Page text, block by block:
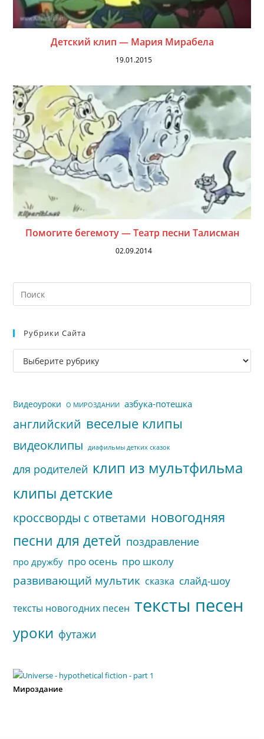
Детский клип — Мария Мирабела
19.01.2015
Помогите бегемоту — Театр песни Талисман
02.09.2014
Рубрики Сайта
Рубрики
сайта
Видеоуроки О МИРОЗДАНИИ азбука-потешка
английский веселые клипы
видеоклипы диафильмы детких сказок
для родителей клип из мультфильма
клипы детские
кроссворды с ответами новогодняя
песни для детей поздравление
про дружбу про осень про школу
развивающий мультик сказка слайд-шоу
тексты новогодних песен тексты песен
уроки футажи
Мироздание